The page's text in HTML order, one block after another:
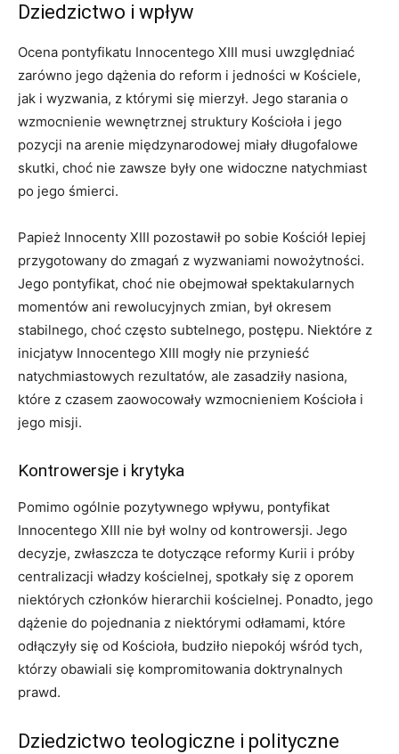
Dziedzictwo i wpływ
Ocena pontyfikatu Innocentego XIII musi uwzględniać
zarówno jego dążenia do reform i jedności w Kościele,
jak i wyzwania, z którymi się mierzył. Jego starania o
wzmocnienie wewnętrznej struktury Kościoła i jego
pozycji na arenie międzynarodowej miały długofalowe
skutki, choć nie zawsze były one widoczne natychmiast
po jego śmierci.
Papież Innocenty XIII pozostawił po sobie Kościół lepiej
przygotowany do zmagań z wyzwaniami nowożytności.
Jego pontyfikat, choć nie obejmował spektakularnych
momentów ani rewolucyjnych zmian, był okresem
stabilnego, choć często subtelnego, postępu. Niektóre z
inicjatyw Innocentego XIII mogły nie przynieść
natychmiastowych rezultatów, ale zasadziły nasiona,
które z czasem zaowocowały wzmocnieniem Kościoła i
jego misji.
Kontrowersje i krytyka
Pomimo ogólnie pozytywnego wpływu, pontyfikat
Innocentego XIII nie był wolny od kontrowersji. Jego
decyzje, zwłaszcza te dotyczące reformy Kurii i próby
centralizacji władzy kościelnej, spotkały się z oporem
niektórych członków hierarchii kościelnej. Ponadto, jego
dążenie do pojednania z niektórymi odłamami, które
odłączyły się od Kościoła, budziło niepokój wśród tych,
którzy obawiali się kompromitowania doktrynalnych
prawd.
Dziedzictwo teologiczne i polityczne